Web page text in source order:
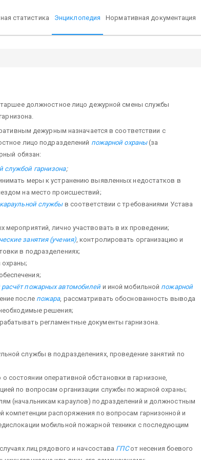
статистика Энциклопедия Нормативная документация
должно­стное лицо дежурной смены службы
дежурным назначается в соответствии с
лицо подразделений пожарной охраны(за
обязан:
службой гарнизона;
меры к устранению выявленных недостатков в
на место происшествий;
караульной службыв соответствии с требованиями Устава
мероприятий, лично участвовать в их прове­дении;
занятия (учения), контролировать организацию и
в подразделениях;
охраны;
пожарных автомобилейи иной мобильной пожарной
после пожара, рассматривать обоснованность вывода
решения;
регламентные документы гарнизона.
службы в подразделениях, прове­дение занятий по
оперативной обстановки в гарнизоне,
по вопросам организации службы пожарной охраны;
(начальникам караулов) подразделений и должностным
распоряжения по вопросам гарнизонной и
мобильной пожарной техники с последующим
лиц рядового и начсостава ГПСот несения боевого